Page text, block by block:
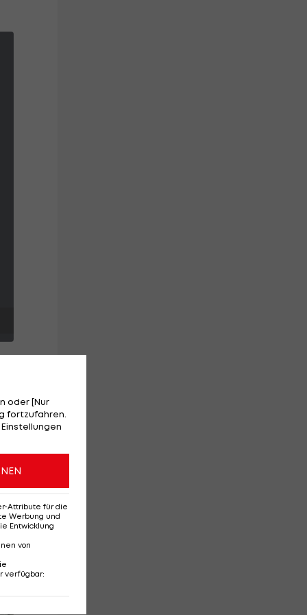
oder [Nur
fortzufahren.
Attribute für die
Werbung und
Entwicklung
von
verfügbar: